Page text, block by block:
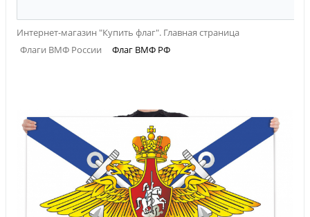
Интернет-магазин "Купить флаг". Главная страница
Флаги ВМФ России
Флаг ВМФ РФ